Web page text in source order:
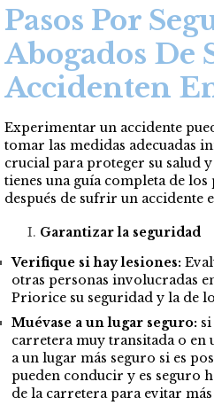
Pasos Por
Abogados
Accidenten
Experimentar un accidente
tomar las medidas adecuadas
crucial para proteger su salud
tienes una guía completa de los
después de sufrir un accidente
Garantizar la seguridad
Verifique si hay lesiones:
otras personas involucradas
Priorice su seguridad y la de
Muévase a un lugar seguro:
carretera muy transitada o en
a un lugar más seguro si es
pueden conducir y es seguro
de la carretera para evitar